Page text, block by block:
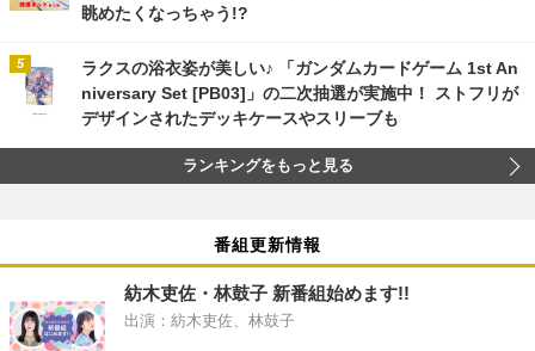
眺めたくなっちゃう!?
ラクスの浴衣姿が美しい♪ 「ガンダムカードゲーム 1st An
niversary Set [PB03]」の二次抽選が実施中！ ストフリが
デザインされたデッキケースやスリーブも
ランキングをもっと見る
番組更新情報
紡木吏佐・林鼓子 新番組始めます!!
出演：紡木吏佐、林鼓子